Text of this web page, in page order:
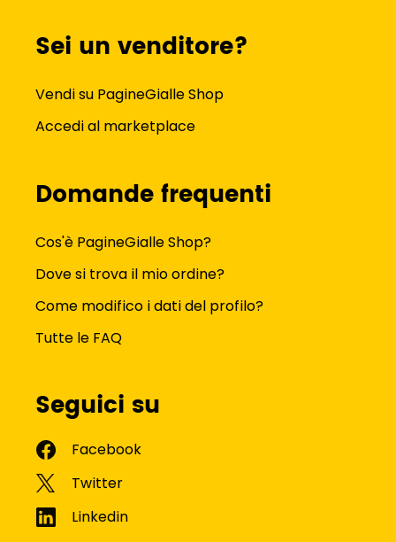
Sei un venditore?
Vendi su PagineGialle Shop
Accedi al marketplace
Domande frequenti
Cos'è PagineGialle Shop?
Dove si trova il mio ordine?
Come modifico i dati del profilo?
Tutte le FAQ
Seguici su